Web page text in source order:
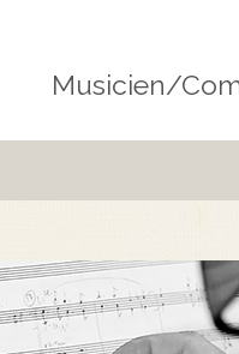
Musicien/